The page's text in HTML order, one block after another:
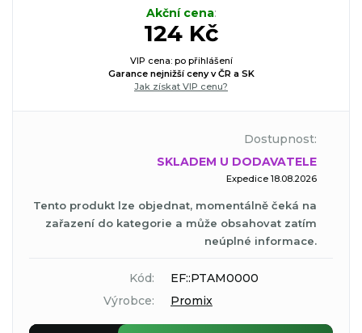
Akční cena:
124 Kč
VIP cena: po přihlášení
Garance nejnižší ceny v ČR a SK
Jak získat VIP cenu?
Dostupnost:
SKLADEM U DODAVATELE
Expedice 18.08.2026
Tento produkt lze objednat, momentálně čeká na
zařazení do kategorie a může obsahovat zatím
neúplné informace.
Kód:
EF::PTAM0000
Výrobce:
Promix